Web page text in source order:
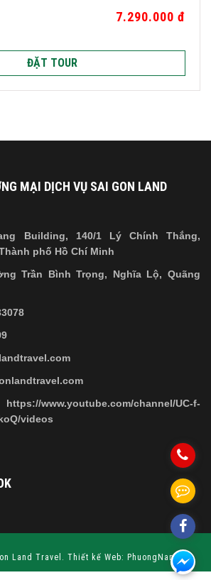
7.290.000 đ
ĐẶT TOUR
MẠI DỊCH VỤ SAI GON LAND
Building, 140/1 Lý Chính Thắng,
phố Hồ Chí Minh
Trần Bình Trọng, Nghĩa Lộ, Quãng
channel/UC-f-
videos
Land Travel. Thiết kế Web: PhuongNamVina